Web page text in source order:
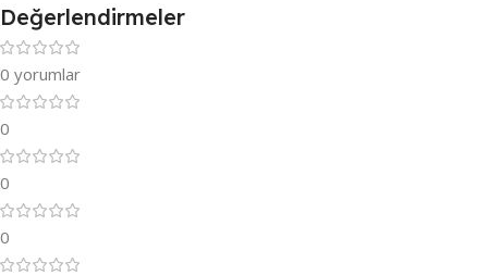
Değerlendirmeler
0 yorumlar
0
0
0